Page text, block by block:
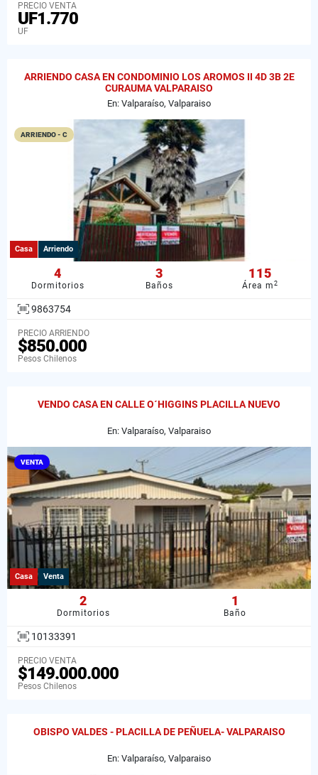
PRECIO VENTA
UF1.770
UF
ARRIENDO CASA EN CONDOMINIO LOS AROMOS II 4D 3B 2E
CURAUMA VALPARAISO
En: Valparaíso, Valparaiso
ARRIENDO - C
Casa Arriendo
4
Dormitorios
3
Baños
115
Área m2
9863754
PRECIO ARRIENDO
$850.000
Pesos Chilenos
VENDO CASA EN CALLE O´HIGGINS PLACILLA NUEVO
En: Valparaíso, Valparaiso
VENTA
Casa Venta
2
Dormitorios
1
Baño
10133391
PRECIO VENTA
$149.000.000
Pesos Chilenos
OBISPO VALDES - PLACILLA DE PEÑUELA- VALPARAISO
En: Valparaíso, Valparaiso